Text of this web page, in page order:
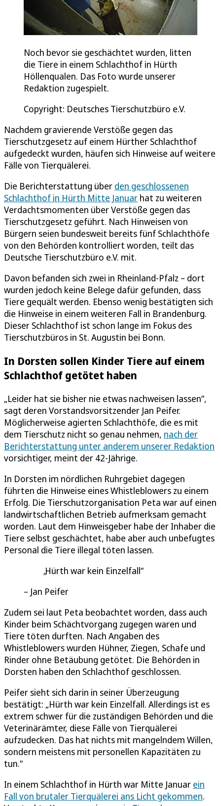
Noch bevor sie geschächtet wurden, litten
die Tiere in einem Schlachthof in Hürth
Höllenqualen. Das Foto wurde unserer
Redaktion zugespielt.
Copyright: Deutsches Tierschutzbüro e.V.
Nachdem gravierende Verstöße gegen das
Tierschutzgesetz auf einem Hürther Schlachthof
aufgedeckt wurden, häufen sich Hinweise auf weitere
Fälle von Tierquälerei.
Die Berichterstattung über den geschlossenen
Schlachthof in Hürth Mitte Januar hat zu weiteren
Verdachtsmomenten über Verstöße gegen das
Tierschutzgesetz geführt. Nach Hinweisen von
Bürgern seien bundesweit bereits fünf Schlachthöfe
von den Behörden kontrolliert worden, teilt das
Deutsche Tierschutzbüro e.V. mit.
Davon befanden sich zwei in Rheinland-Pfalz – dort
wurden jedoch keine Belege dafür gefunden, dass
Tiere gequält werden. Ebenso wenig bestätigten sich
die Hinweise in einem weiteren Fall in Brandenburg.
Dieser Schlachthof ist schon lange im Fokus des
Tierschutzbüros in St. Augustin bei Bonn.
In Dorsten sollen Kinder Tiere auf einem
Schlachthof getötet haben
„Leider hat sie bisher nie etwas nachweisen lassen“,
sagt deren Vorstandsvorsitzender Jan Peifer.
Möglicherweise agierten Schlachthöfe, die es mit
dem Tierschutz nicht so genau nehmen, nach der
Berichterstattung unter anderem unserer Redaktion
vorsichtiger, meint der 42-Jährige.
In Dorsten im nördlichen Ruhrgebiet dagegen
führten die Hinweise eines Whistleblowers zu einem
Erfolg. Die Tierschutzorganisation Peta war auf einen
landwirtschaftlichen Betrieb aufmerksam gemacht
worden. Laut dem Hinweisgeber habe der Inhaber die
Tiere selbst geschächtet, habe aber auch unbefugtes
Personal die Tiere illegal töten lassen.
Hürth war kein Einzelfall
Jan Peifer
Zudem sei laut Peta beobachtet worden, dass auch
Kinder beim Schächtvorgang zugegen waren und
Tiere töten durften. Nach Angaben des
Whistleblowers wurden Hühner, Ziegen, Schafe und
Rinder ohne Betäubung getötet. Die Behörden in
Dorsten haben den Schlachthof geschlossen.
Peifer sieht sich darin in seiner Überzeugung
bestätigt: „Hürth war kein Einzelfall. Allerdings ist es
extrem schwer für die zuständigen Behörden und die
Veterinärämter, diese Fälle von Tierquälerei
aufzudecken. Das hat nichts mit mangelndem Willen,
sondern meistens mit personellen Kapazitäten zu
tun.“
In einem Schlachthof in Hürth war Mitte Januar ein
Fall von brutaler Tierquälerei ans Licht gekommen.